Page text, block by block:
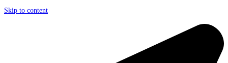
Skip to content